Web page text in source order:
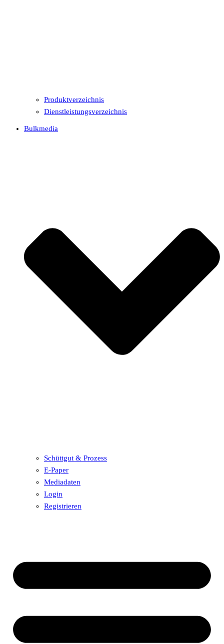
Produktverzeichnis
Dienstleistungsverzeichnis
Bulkmedia
Schüttgut & Prozess
E-Paper
Mediadaten
Login
Registrieren